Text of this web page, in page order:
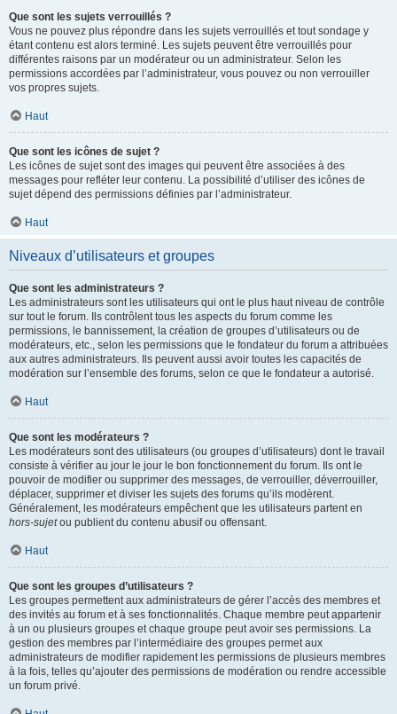
Que sont les sujets verrouillés ?
Vous ne pouvez plus répondre dans les sujets verrouillés et tout sondage y
étant contenu est alors terminé. Les sujets peuvent être verrouillés pour
différentes raisons par un modérateur ou un administrateur. Selon les
permissions accordées par l’administrateur, vous pouvez ou non verrouiller
vos propres sujets.
Haut
Que sont les icônes de sujet ?
Les icônes de sujet sont des images qui peuvent être associées à des
messages pour refléter leur contenu. La possibilité d’utiliser des icônes de
sujet dépend des permissions définies par l’administrateur.
Haut
Niveaux d’utilisateurs et groupes
Que sont les administrateurs ?
Les administrateurs sont les utilisateurs qui ont le plus haut niveau de contrôle
sur tout le forum. Ils contrôlent tous les aspects du forum comme les
permissions, le bannissement, la création de groupes d’utilisateurs ou de
modérateurs, etc., selon les permissions que le fondateur du forum a attribuées
aux autres administrateurs. Ils peuvent aussi avoir toutes les capacités de
modération sur l’ensemble des forums, selon ce que le fondateur a autorisé.
Haut
Que sont les modérateurs ?
Les modérateurs sont des utilisateurs (ou groupes d’utilisateurs) dont le travail
consiste à vérifier au jour le jour le bon fonctionnement du forum. Ils ont le
pouvoir de modifier ou supprimer des messages, de verrouiller, déverrouiller,
déplacer, supprimer et diviser les sujets des forums qu’ils modèrent.
Généralement, les modérateurs empêchent que les utilisateurs partent en
hors-sujetou publient du contenu abusif ou offensant.
Haut
Que sont les groupes d’utilisateurs ?
Les groupes permettent aux administrateurs de gérer l’accès des membres et
des invités au forum et à ses fonctionnalités. Chaque membre peut appartenir
à un ou plusieurs groupes et chaque groupe peut avoir ses permissions. La
gestion des membres par l’intermédiaire des groupes permet aux
administrateurs de modifier rapidement les permissions de plusieurs membres
à la fois, telles qu’ajouter des permissions de modération ou rendre accessible
un forum privé.